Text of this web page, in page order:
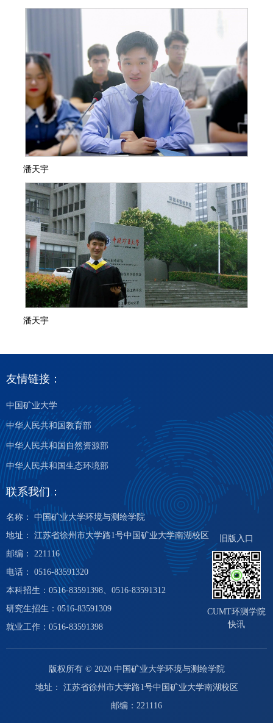
潘天宇
潘天宇
友情链接：
中国矿业大学
中华人民共和国教育部
中华人民共和国自然资源部
中华人民共和国生态环境部
联系我们：
名称： 中国矿业大学环境与测绘学院
地址： 江苏省徐州市大学路1号中国矿业大学南湖校区
邮编： 221116
电话： 0516-83591320
本科招生：0516-83591398、0516-83591312
研究生招生：0516-83591309
就业工作：0516-83591398
旧版入口
CUMT环测学院
快讯
版权所有 © 2020 中国矿业大学环境与测绘学院
地址： 江苏省徐州市大学路1号中国矿业大学南湖校区
邮编：221116